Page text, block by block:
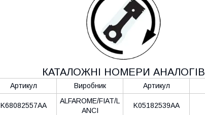
КАТАЛОЖНІ НОМЕРИ АНАЛОГІВ
Артикул Виробник Артикул
K68082557AA
ALFAROME/FIAT/L
ANCI
K05182539AA